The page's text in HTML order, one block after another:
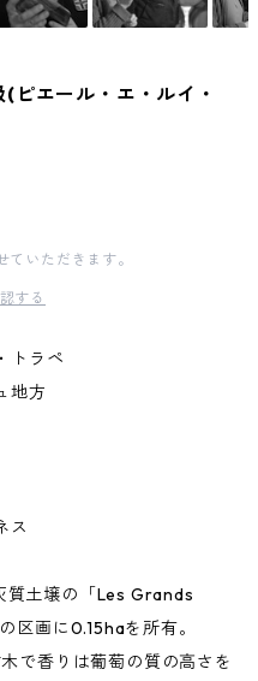
エール・エ・ルイ・
ていただきます。
する
トラペ
地方
ス
質土壌の「Les Grands
区画に0.15haを所有。
で香りは葡萄の質の高さを